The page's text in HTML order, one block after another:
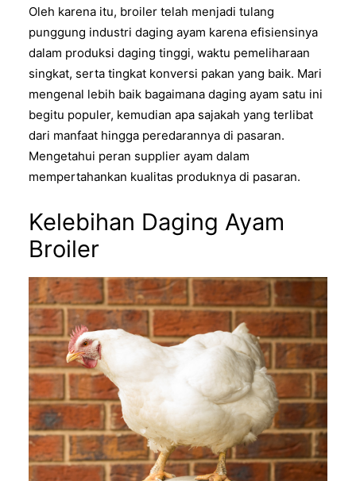
Oleh karena itu, broiler telah menjadi tulang
punggung industri daging ayam karena efisiensinya
dalam produksi daging tinggi, waktu pemeliharaan
singkat, serta tingkat konversi pakan yang baik. Mari
mengenal lebih baik bagaimana daging ayam satu ini
begitu populer, kemudian apa sajakah yang terlibat
dari manfaat hingga peredarannya di pasaran.
Mengetahui peran supplier ayam dalam
mempertahankan kualitas produknya di pasaran.
Kelebihan Daging Ayam
Broiler